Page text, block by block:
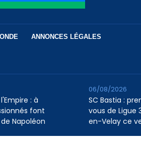
ANNONCES LÉGALES
: à
font
Napoléon
SC Bastia :
vous de Ligue
en-Velay ce
06/08/2026